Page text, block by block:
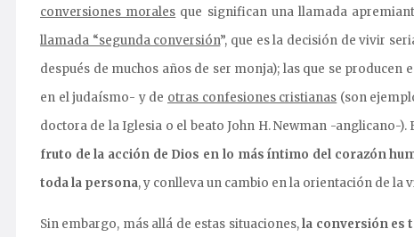
conversiones morales que significan una llamada
llamada “segunda conversión”, que es la decisión de vivir
después de muchos años de ser monja); las que se producen
en el judaísmo- y de otras confesiones cristianas (son
doctora de la Iglesia o el beato John H. Newman -anglicano-
fruto de la acción de Dios en lo más íntimo del corazón
toda la persona, y conlleva un cambio en la orientación de la
Sin embargo, más allá de estas situaciones,la conversión es